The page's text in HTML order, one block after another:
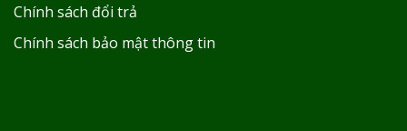
Chính sách đổi trả
Chính sách bảo mật thông tin